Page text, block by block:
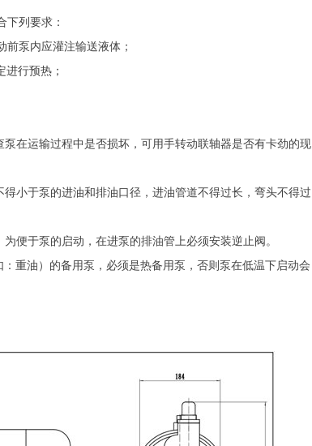
下列要求：
泵内应灌注输送液体；
行预热；
在运输过程中是否损坏，可用手转动联轴器是否有卡劲的现
小于泵的进油和排油口径，进油管道不得过长，弯头不得过
便于泵的启动，在进泵的排油管上必须安装逆止阀。
重油）的备用泵，必须是热备用泵，否则泵在低温下启动会